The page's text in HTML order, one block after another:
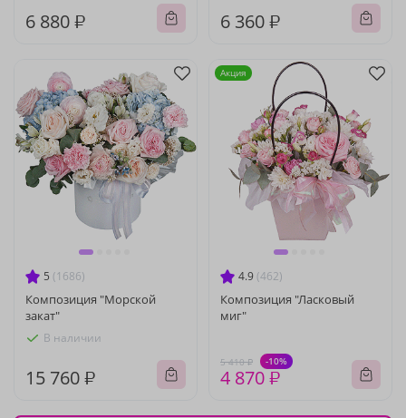
6 880 ₽ 6 360 ₽
5 (1686)
Композиция "Морской
закат"
В наличии
15 760 ₽
4.9 (462)
Композиция "Ласковый
миг"
5 410 ₽ -10%
4 870 ₽
Акция